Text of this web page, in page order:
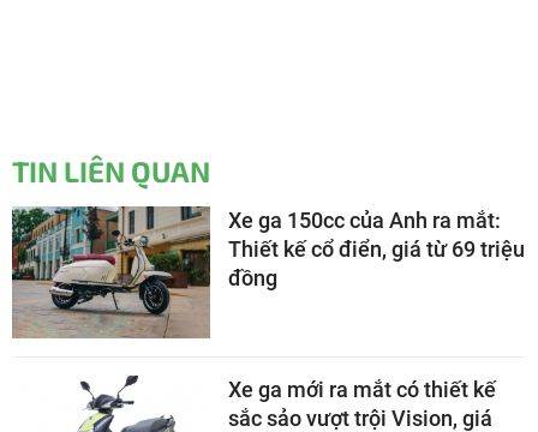
TIN LIÊN QUAN
Xe ga 150cc của Anh ra mắt:
Thiết kế cổ điển, giá từ 69 triệu
đồng
Xe ga mới ra mắt có thiết kế
sắc sảo vượt trội Vision, giá